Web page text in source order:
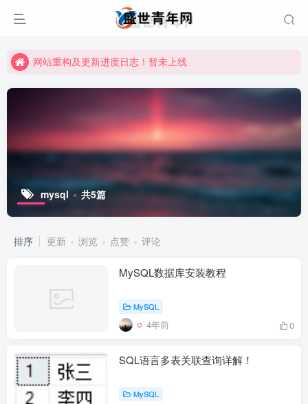
网站重构及更新进度日志！暂未上线
网站重构及更新进度日志！暂未上线
mysql 共5篇
排序 更新 浏览 点赞 评论
MySQL数据库安装教程
MySQL
4年前 0
SQL语言多表关联查询详解！
MySQL